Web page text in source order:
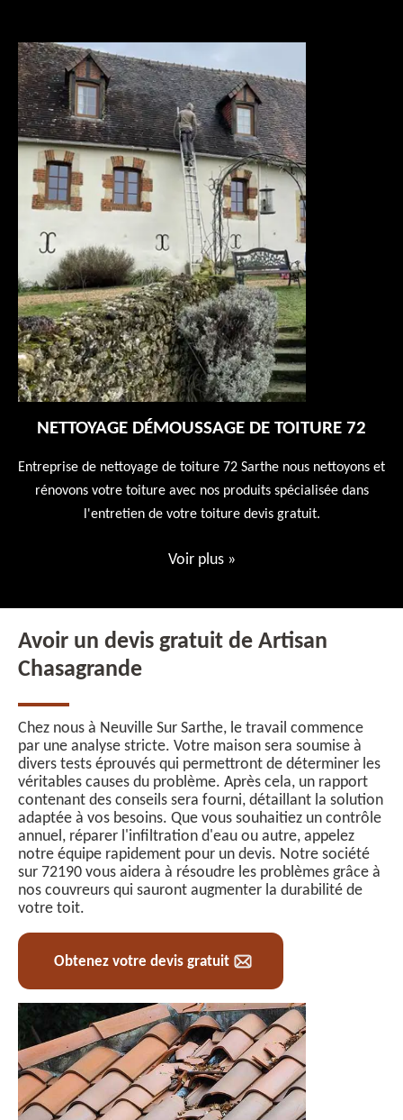
NETTOYAGE DÉMOUSSAGE DE TOITURE 72
Entreprise de nettoyage de toiture 72 Sarthe nous nettoyons et
rénovons votre toiture avec nos produits spécialisée dans
l'entretien de votre toiture devis gratuit.
Voir plus »
Avoir un devis gratuit de Artisan
Chasagrande
Chez nous à Neuville Sur Sarthe, le travail commence
par une analyse stricte. Votre maison sera soumise à
divers tests éprouvés qui permettront de déterminer les
véritables causes du problème. Après cela, un rapport
contenant des conseils sera fourni, détaillant la solution
adaptée à vos besoins. Que vous souhaitiez un contrôle
annuel, réparer l'infiltration d'eau ou autre, appelez
notre équipe rapidement pour un devis. Notre société
sur 72190 vous aidera à résoudre les problèmes grâce à
nos couvreurs qui sauront augmenter la durabilité de
votre toit.
Obtenez votre devis gratuit